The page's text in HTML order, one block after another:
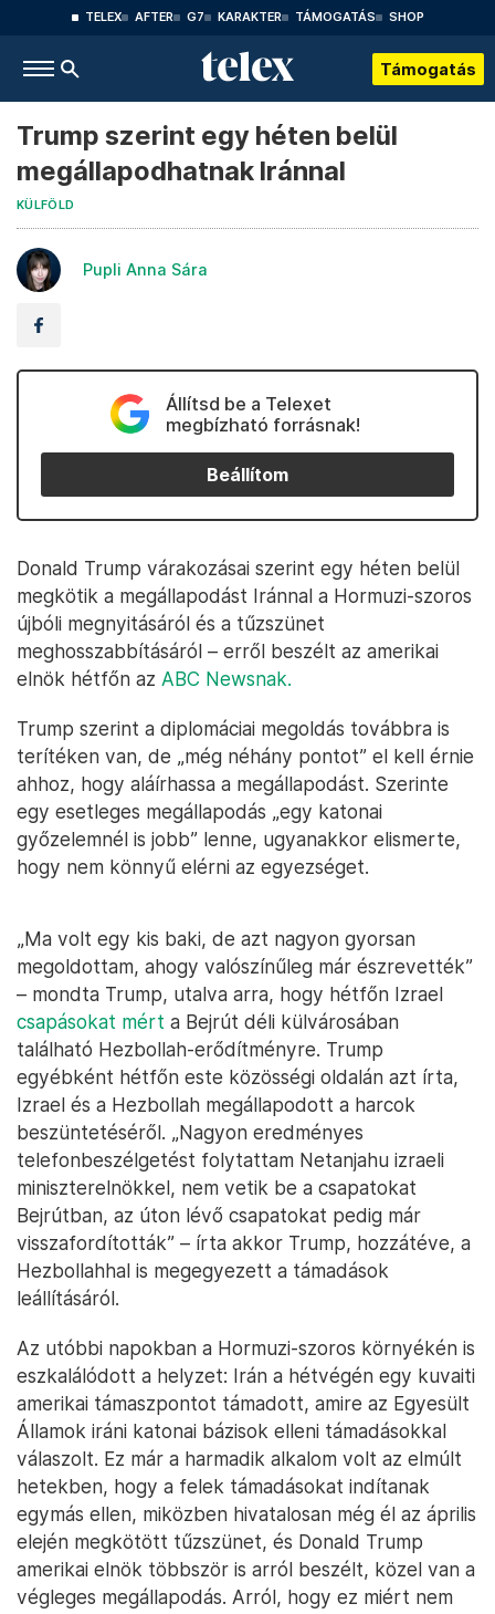
TELEX AFTER G7 KARAKTER TÁMOGATÁS SHOP
Támogatás
Trump szerint egy héten belül
megállapodhatnak Iránnal
KÜLFÖLD
Pupli Anna Sára
Állítsd be a Telexet
megbízható forrásnak!
Beállítom
Donald Trump várakozásai szerint egy héten belül
megkötik a megállapodást Iránnal a Hormuzi-szoros
újbóli megnyitásáról és a tűzszünet
meghosszabbításáról – erről beszélt az amerikai
elnök hétfőn az ABC Newsnak.
Trump szerint a diplomáciai megoldás továbbra is
terítéken van, de „még néhány pontot” el kell érnie
ahhoz, hogy aláírhassa a megállapodást. Szerinte
egy esetleges megállapodás „egy katonai
győzelemnél is jobb” lenne, ugyanakkor elismerte,
hogy nem könnyű elérni az egyezséget.
„Ma volt egy kis baki, de azt nagyon gyorsan
megoldottam, ahogy valószínűleg már észrevették”
– mondta Trump, utalva arra, hogy hétfőn Izrael
csapásokat mért a Bejrút déli külvárosában
található Hezbollah-erődítményre. Trump
egyébként hétfőn este közösségi oldalán azt írta,
Izrael és a Hezbollah megállapodott a harcok
beszüntetéséről. „Nagyon eredményes
telefonbeszélgetést folytattam Netanjahu izraeli
miniszterelnökkel, nem vetik be a csapatokat
Bejrútban, az úton lévő csapatokat pedig már
visszafordították” – írta akkor Trump, hozzátéve, a
Hezbollahhal is megegyezett a támadások
leállításáról.
Az utóbbi napokban a Hormuzi-szoros környékén is
eszkalálódott a helyzet: Irán a hétvégén egy kuvaiti
amerikai támaszpontot támadott, amire az Egyesült
Államok iráni katonai bázisok elleni támadásokkal
válaszolt. Ez már a harmadik alkalom volt az elmúlt
hetekben, hogy a felek támadásokat indítanak
egymás ellen, miközben hivatalosan még él az április
elején megkötött tűzszünet, és Donald Trump
amerikai elnök többször is arról beszélt, közel van a
végleges megállapodás. Arról, hogy ez miért nem